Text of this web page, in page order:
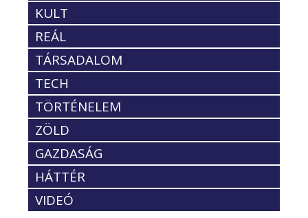
KULT
REÁL
TÁRSADALOM
TECH
TÖRTÉNELEM
ZÖLD
GAZDASÁG
HÁTTÉR
VIDEÓ